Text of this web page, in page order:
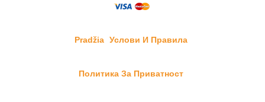
Pradžia Услови И Правила
Политика За Приватност